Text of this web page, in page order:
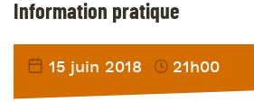
Information pratique
15 juin 2018 21h00